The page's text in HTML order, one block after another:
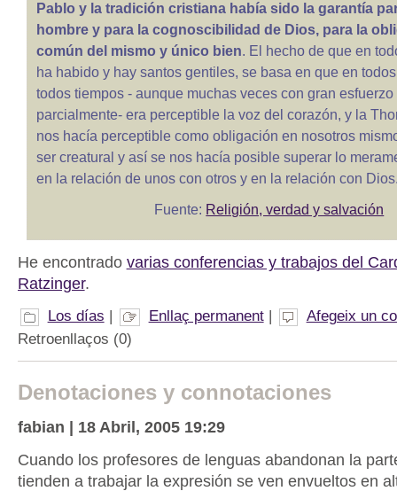
Pablo y la tradición cristiana había sido la garantía
hombre y para la cognoscibilidad de Dios, para la
común del mismo y único bien. El hecho de que en
ha habido y hay santos gentiles, se basa en que en
todos tiempos - aunque muchas veces con gran esfuerzo
parcialmente- era perceptible la voz del corazón, y la
nos hacía perceptible como obligación en nosotros
ser creatural y así se nos hacía posible superar lo
en la relación de unos con otros y en la relación con
Fuente: Religión, verdad y salvación
He encontrado varias conferencias y trabajos del
Ratzinger.
Los días Enllaç permanent|
Afegeix un
Retroenllaços (0)
Denotaciones y connotaciones
fabian | 18 Abril, 2005 19:29
Cuando los profesores de lenguas abandonan la
tienden a trabajar la expresión se ven envueltos en